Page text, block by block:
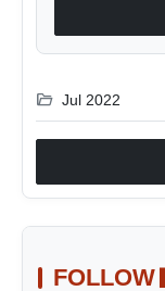
folder_open Jul 2022
FOLLOW